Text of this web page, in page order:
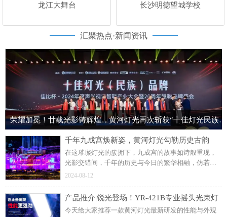
龙江大舞台 长沙明德望城学校
汇聚热点·新闻资讯
荣耀加冕！廿载光影铸辉煌，黄河灯光再次斩获“十佳灯光民族品牌”荣誉称号！
千年九成宫焕新姿，黄河灯光勾勒历史古韵
在这璀璨灯光的簇拥下，九成宫的故事如诗般重现，
光影交错间，千年的历史与今日的繁华相融，仿若梦
回盛唐。这个暑假来麟游九成宫，于灯光璀璨中，回
系删除
2024-08-12
产品推介|锐光登场！YR-421B专业摇头光束灯
今天给大家推荐一款黄河灯光最新研发的性能与外观